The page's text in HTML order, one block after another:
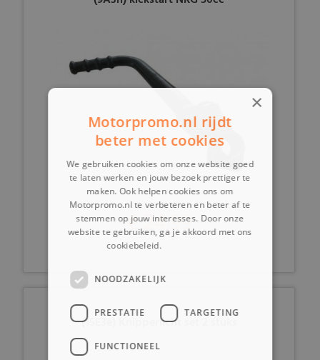
€ 24,99
(15E3e) Knipperlicht set 2 stuks
×
Motorpromo.nl rijdt
beter met cookies
We gebruiken cookies om onze website goed
te laten werken en jouw bezoek prettiger te
maken. Ook helpen cookies ons om
Motorpromo.nl te verbeteren en beter af te
stemmen op jouw interesses. Door onze
website te gebruiken, ga je akkoord met ons
cookiebeleid.
NOODZAKELIJK
PRESTATIE TARGETING
FUNCTIONEEL